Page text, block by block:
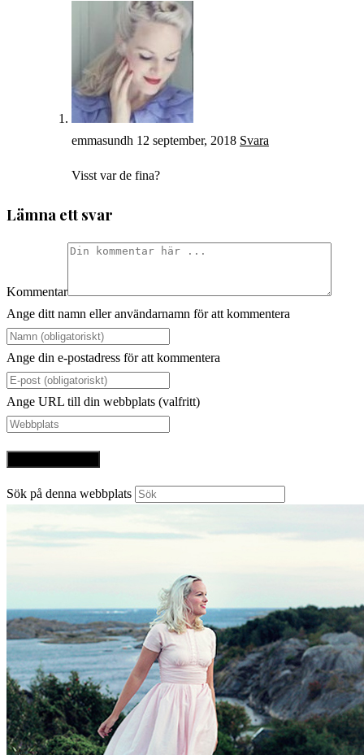
emmasundh 12 september, 2018 Svara
Visst var de fina?
Lämna ett svar
Kommentar
Ange ditt namn eller användarnamn för att kommentera
Ange din e-postadress för att kommentera
Ange URL till din webbplats (valfritt)
Sök på denna webbplats